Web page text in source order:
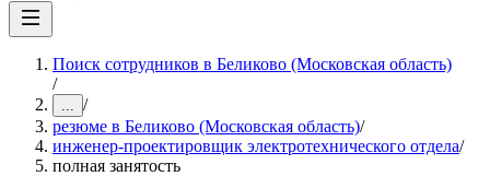
Поиск сотрудников в Беликово (Московская область)
/
... /
резюме в Беликово (Московская область)/
инженер-проектировщик электротехнического отдела/
полная занятость